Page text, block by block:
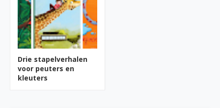
Drie stapelverhalen
voor peuters en
kleuters